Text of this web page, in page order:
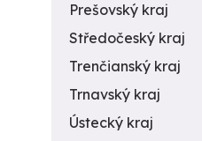
Prešovský kraj
Středočeský kraj
Trenčianský kraj
Trnavský kraj
Ústecký kraj